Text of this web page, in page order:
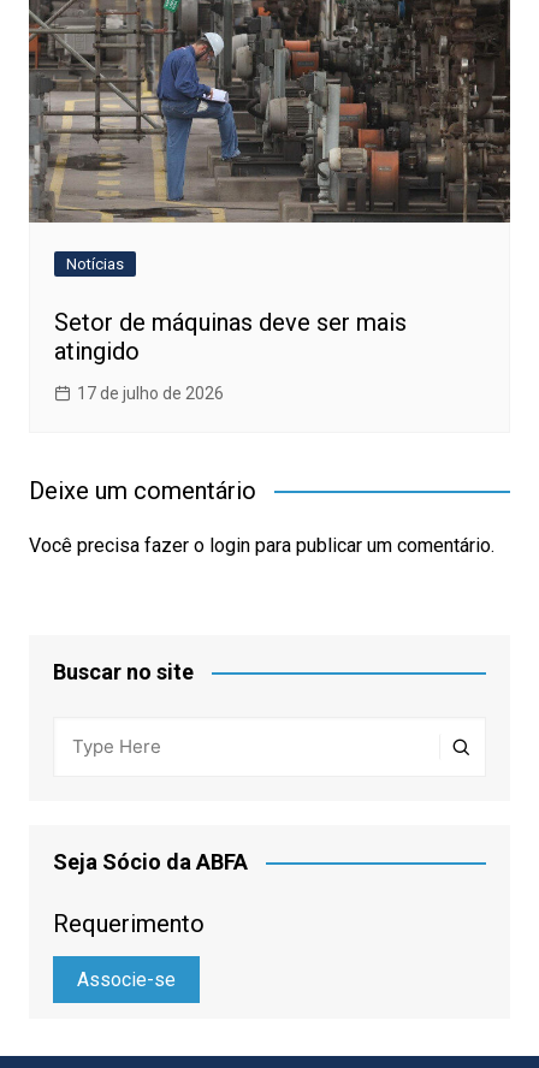
Notícias
Setor de máquinas deve ser mais
atingido
17 de julho de 2026
Deixe um comentário
Você precisa fazer o loginpara publicar um comentário.
Buscar no site
Seja Sócio da ABFA
Requerimento
Associe-se